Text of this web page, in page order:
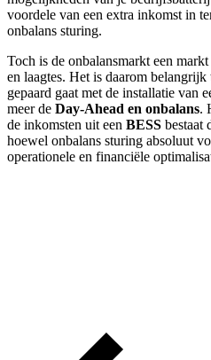
voordele van een extra inkomst in
onbalans sturing.
Toch is de onbalansmarkt een
en laagtes. Het is daarom
gepaard gaat met de installatie van
meer de Day-Ahead en onbalans.
de inkomsten uit een BESS bestaat
hoewel onbalans sturing absoluut
operationele en financiële